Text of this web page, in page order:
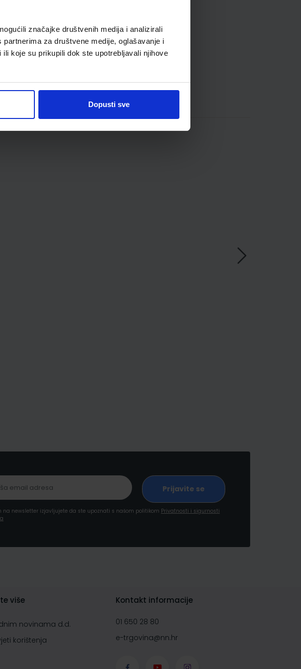
značajke društvenih medija i analizirali
za društvene medije, oglašavanje i
koje su prikupili dok ste upotrebljavali njihove
Dopusti sve
na newsletter izjavljujete da ste upoznati s našom politikom Privatnosti i sigurnosti
više
novinama d.d.
korištenja
Kontakt informacije
01 650 28 80
e-trgovina@nn.hr